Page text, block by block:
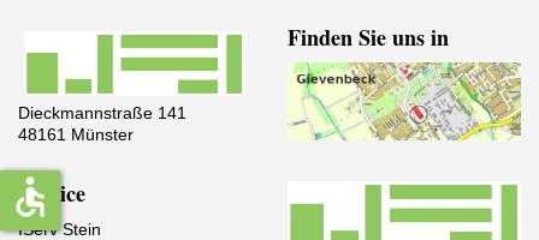
Dieckmannstraße 141
48161 Münster
Finden Sie uns in
Service
IServ Stein
accessible